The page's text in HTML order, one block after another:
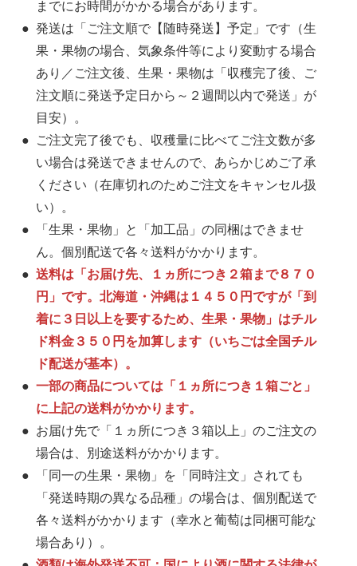
までにお時間がかかる場合があります。
発送は「ご注文順で【随時発送】予定」です（生
果・果物の場合、気象条件等により変動する場合
あり／ご注文後、生果・果物は「収穫完了後、ご
注文順に発送予定日から～２週間以内で発送」が
目安）。
ご注文完了後でも、収穫量に比べてご注文数が多
い場合は発送できませんので、あらかじめご了承
ください（在庫切れのためご注文をキャンセル扱
い）。
「生果・果物」と「加工品」の同梱はできませ
ん。個別配送で各々送料がかかります。
送料は「お届け先、１ヵ所につき２箱まで８７０
円」です。北海道・沖縄は１４５０円ですが「到
着に３日以上を要するため、生果・果物」はチル
ド料金３５０円を加算します（いちごは全国チル
ド配送が基本）。
一部の商品については「１ヵ所につき１箱ごと」
に上記の送料がかかります。
お届け先で「１ヵ所につき３箱以上」のご注文の
場合は、別途送料がかかります。
「同一の生果・果物」を「同時注文」されても
「発送時期の異なる品種」の場合は、個別配送で
各々送料がかかります（幸水と葡萄は同梱可能な
場合あり）。